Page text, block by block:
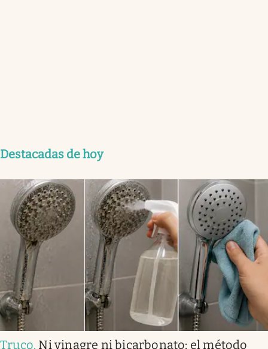
Destacadas de hoy
Truco. Ni vinagre ni bicarbonato: el método